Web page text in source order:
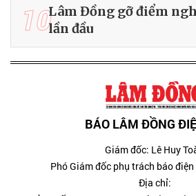
10Lâm Đồng gỡ điểm
lần đầu
BÁO LÂM ĐỒNG
Giám đốc: Lê Huy
Phó Giám đốc phụ trách báo
Địa chỉ: